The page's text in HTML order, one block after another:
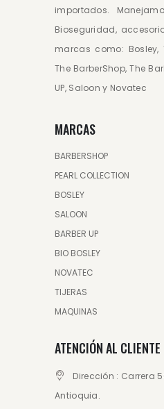
importados.
Bioseguridad,
marcas como: Bosley,
The BarberShop, The
UP, Saloon y Novatec
MARCAS
BARBERSHOP
PEARL COLLECTION
BOSLEY
SALOON
BARBER UP
BIO BOSLEY
NOVATEC
TIJERAS
MAQUINAS
ATENCIÓN AL CLIENTE
Dirección : Carrera
Antioquia.